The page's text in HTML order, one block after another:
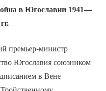
в Югославии 1941—
премьер-министр
Югославия союзником
в Вене